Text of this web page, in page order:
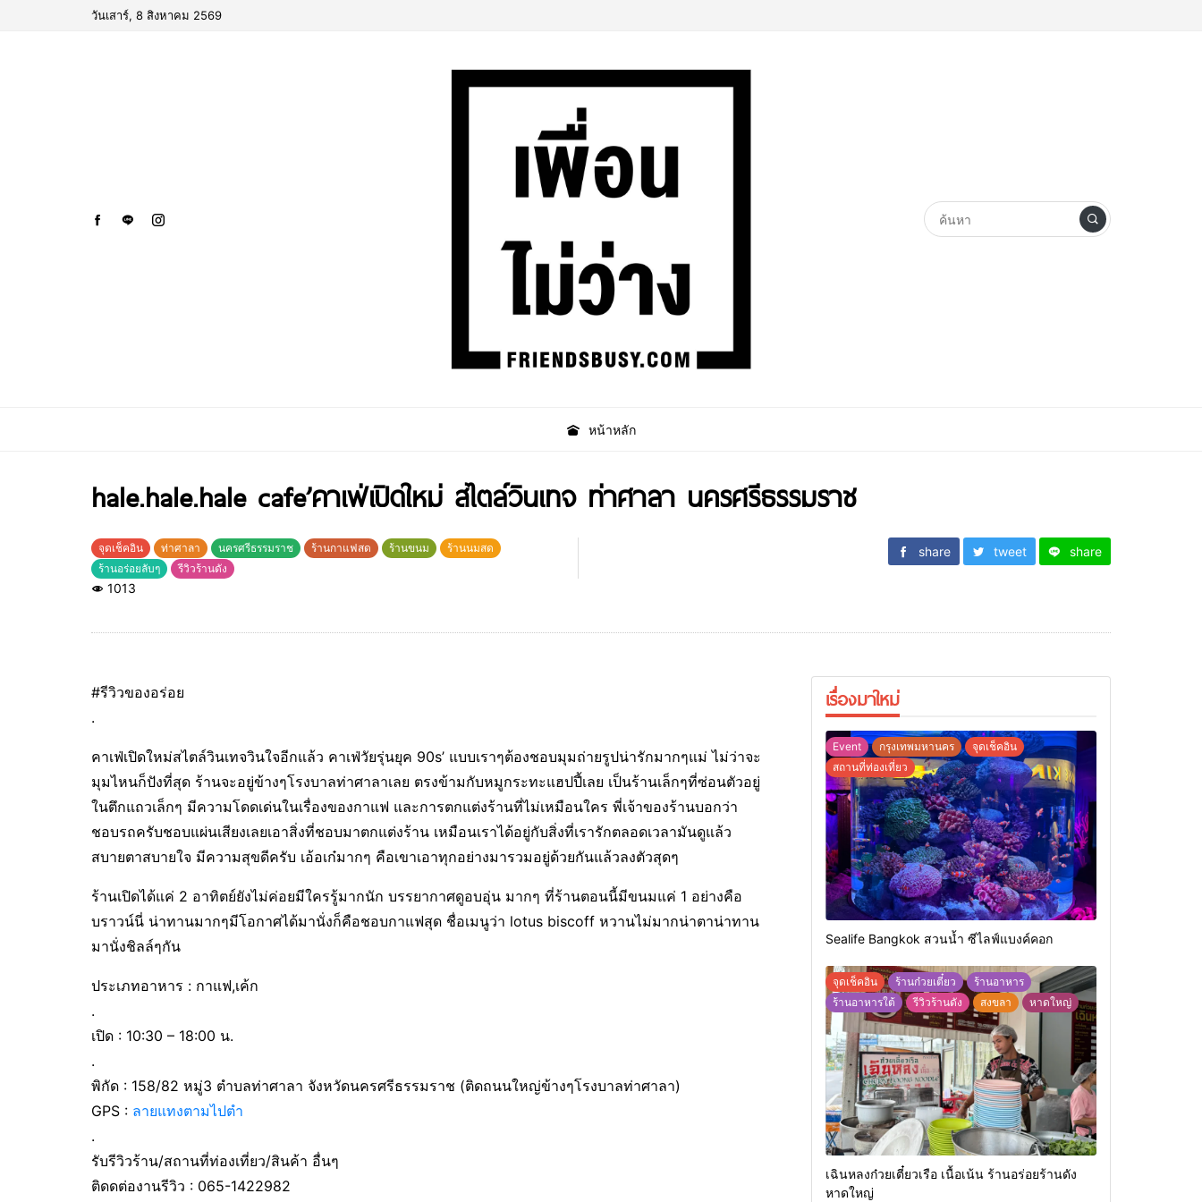
วันเสาร์, 8 สิงหาคม 2569
หน้าหลัก
hale.hale.hale cafe’คาเฟ่เปิดใหม่ สไตล์วินเทจ ท่าศาลา นครศรีธรรมราช
จุดเช็คอิน ท่าศาลา นครศรีธรรมราช ร้านกาแฟสด ร้านขนม
ร้านนมสด
ร้านอร่อยลับๆ
รีวิวร้านดัง
1013
share tweet share
#รีวิวของอร่อย
.
คาเฟ่เปิดใหม่สไตล์วินเทจวินใจอีกแล้ว คาเฟ่วัยรุ่นยุค 90s’ แบบเราๆต้องชอบมุมถ่ายรูปน่ารักมากๆแม่ ไม่ว่าจะ
มุมไหนก็ปังที่สุด ร้านจะอยู่ข้างๆโรงบาลท่าศาลาเลย ตรงข้ามกับหมูกระทะแฮปปี้เลย เป็นร้านเล็กๆที่ซ่อนตัวอยู่
ในตึกแถวเล็กๆ มีความโดดเด่นในเรื่องของกาแฟ และการตกแต่งร้านที่ไม่เหมือนใคร พี่เจ้าของร้านบอกว่า
ชอบรถครับชอบแผ่นเสียงเลยเอาสิ่งที่ชอบมาตกแต่งร้าน เหมือนเราได้อยู่กับสิ่งที่เรารักตลอดเวลามันดูแล้ว
สบายตาสบายใจ มีความสุขดีครับ เอ้อเก๋มากๆ คือเขาเอาทุกอย่างมารวมอยู่ด้วยกันแล้วลงตัวสุดๆ
ร้านเปิดได้แค่ 2 อาทิตย์ยังไม่ค่อยมีใครรู้มากนัก บรรยากาศดูอบอุ่น มากๆ ที่ร้านตอนนี้มีขนมแค่ 1 อย่างคือ
บราวน์นี่ น่าทานมากๆมีโอกาศได้มานั่งก็คือชอบกาแฟสุด ชื่อเมนูว่า lotus biscoff หวานไม่มากน่าตาน่าทาน
มานั่งชิลล์ๆกัน
ประเภทอาหาร : กาแฟ,เค้ก
.
เปิด : 10:30 – 18:00 น.
.
พิกัด : 158/82 หมู่3 ตำบลท่าศาลา จังหวัดนครศรีธรรมราช (ติดถนนใหญ่ข้างๆโรงบาลท่าศาลา)
GPS : ลายแทงตามไปตำ
.
รับรีวิวร้าน/สถานที่ท่องเที่ยว/สินค้า อื่นๆ
ติดดต่องานรีวิว : 065-1422982
เรื่องมาใหม่
Event กรุงเทพมหานคร
จุดเช็คอิน
สถานที่ท่องเที่ยว
Sealife Bangkok สวนน้ำ ซีไลฟ์แบงค์คอก
จุดเช็คอิน ร้านก๋วยเตี๋ยว
ร้านอาหาร
ร้านอาหารใต้
รีวิวร้านดัง สงขลา หาดใหญ่
เฉินหลงก๋วยเตี๋ยวเรือ เนื้อเน้น ร้านอร่อยร้านดัง
หาดใหญ่